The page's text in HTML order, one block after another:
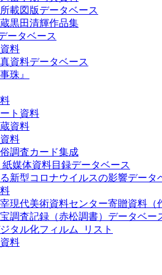
載図版データベース
黒田清輝作品集
ータベース
料
資料データベース
珠』
ト資料
資料
料
調査カード集成
紙媒体資料目録データベース
新型コロナウイルスの影響データ
現代美術資料センター寄贈資料（
調査記録（赤松調書）データベー
タル化フィルム_リスト
料